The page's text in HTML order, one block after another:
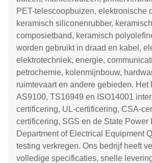
PET-telescoopbuizen, elektronische
keramisch siliconenrubber,
composietband, keramisch
worden gebruikt in draad en kabel,
elektrotechniek, energie,
petrochemie, kolenmijnbouw,
ruimtevaart en andere gebieden. Het
AS9100, TS16949 en ISO14001
certificering, UL-certificering, CSA-
certificering, SGS en de State Power
Department of Electrical Equipment
testing verkregen. Ons bedrijf heeft
volledige specificaties, snelle